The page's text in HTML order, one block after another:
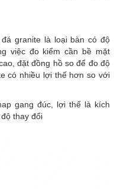
granite là loại bàn có độ
việc đo kiểm cần bề mặt
đặt đồng hồ so để đo độ
có nhiều lợi thế hơn so với
gang đúc, lợi thế là kích
thay đổi